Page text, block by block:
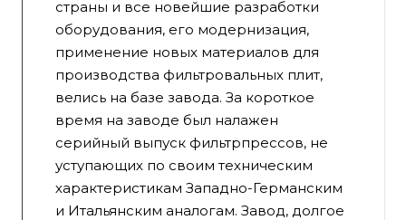
страны и все новейшие разработки
оборудования, его модернизация,
применение новых материалов для
производства фильтровальных плит,
велись на базе завода. За короткое
время на заводе был налажен
серийный выпуск фильтрпрессов, не
уступающих по своим техническим
характеристикам Западно-Германским
и Итальянским аналогам. Завод, долгое